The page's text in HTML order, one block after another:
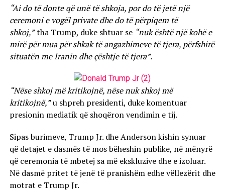
“Ai do të donte që unë të shkoja, por do të jetë një
ceremoni e vogël private dhe do të përpiqem të
shkoj,”tha Trump, duke shtuar se “nuk është një kohë e
mirë për mua për shkak të angazhimeve të tjera, përfshirë
situatën me Iranin dhe çështje të tjera”.
“Nëse shkoj më kritikojnë, nëse nuk shkoj më
kritikojnë,”u shpreh presidenti, duke komentuar
presionin mediatik që shoqëron vendimin e tij.
Sipas burimeve, Trump Jr. dhe Anderson kishin synuar
që detajet e dasmës të mos bëheshin publike, në mënyrë
që ceremonia të mbetej sa më ekskluzive dhe e izoluar.
Në dasmë pritet të jenë të pranishëm edhe vëllezërit dhe
motrat e Trump Jr.